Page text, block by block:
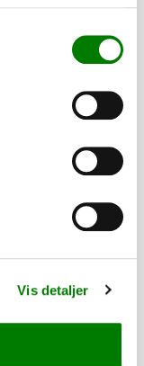
Vis detaljer